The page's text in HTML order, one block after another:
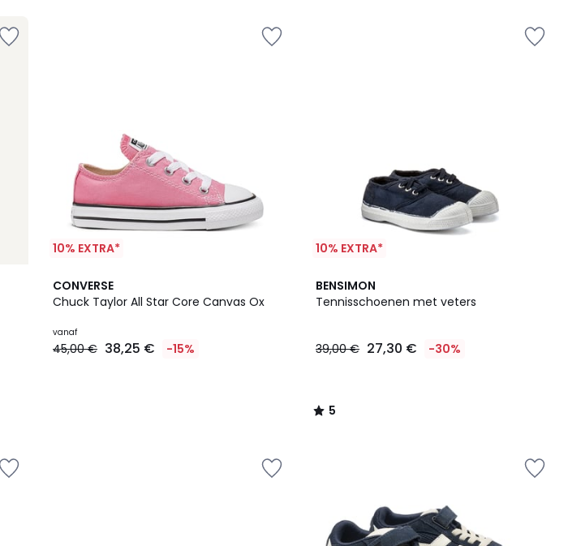
10% EXTRA*
CONVERSE
Chuck Taylor All Star Core Canvas Ox
vanaf
45,00 € 38,25 € -15%
10% EXTRA*
BENSIMON
Tennisschoenen met veters
39,00 € 27,30 € -30%
5
/
5
/